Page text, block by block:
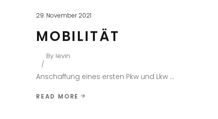
29. November 2021
MOBILITÄT
By levin
Anschaffung eines ersten Pkw und Lkw
READ MORE